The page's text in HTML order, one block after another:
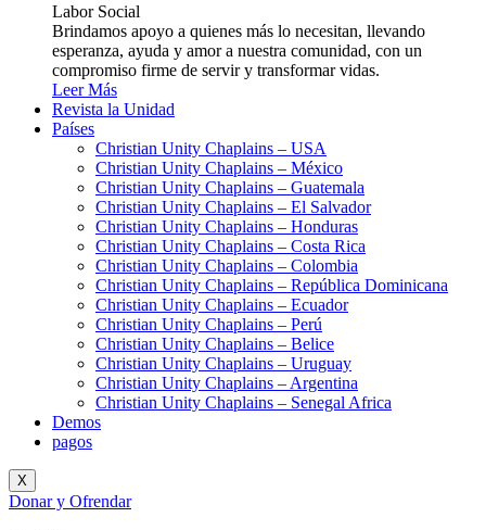
Labor Social
Brindamos apoyo a quienes más lo necesitan, llevando
esperanza, ayuda y amor a nuestra comunidad, con un
compromiso firme de servir y transformar vidas.
Leer Más
Revista la Unidad
Países
Christian Unity Chaplains – USA
Christian Unity Chaplains – México
Christian Unity Chaplains – Guatemala
Christian Unity Chaplains – El Salvador
Christian Unity Chaplains – Honduras
Christian Unity Chaplains – Costa Rica
Christian Unity Chaplains – Colombia
Christian Unity Chaplains – República Dominicana
Christian Unity Chaplains – Ecuador
Christian Unity Chaplains – Perú
Christian Unity Chaplains – Belice
Christian Unity Chaplains – Uruguay
Christian Unity Chaplains – Argentina
Christian Unity Chaplains – Senegal Africa
Demos
pagos
X
Donar y Ofrendar